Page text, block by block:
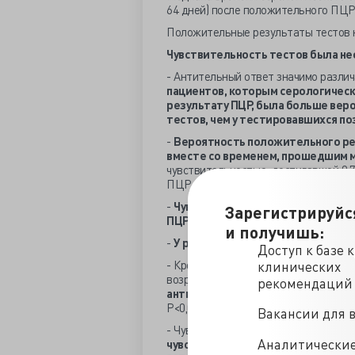
и получишь:
Доступ к базе
клинических
рекомендаций
Вакансии для
64 дней) после положительного
Положительные результаты тестов
Чувствительность тестов была
- Антительный ответ значимо
пациентов, которым
результату ПЦР, была больше
тестов, чем у тестировавшихся
- Вероятность положительного
вместе со временем, прошедшим
чувствительностью, достигавшей
ПЦР, сообщают исследователи.
- Чувствительность была
ПЦР на
SARS-CoV-2 у мужчин и 133
- У разных тест-систем
- Кроме того, были выявлены
возрасту. Так,
у мужчин
антитела, чем у женщин : 0,79 (95%
Р<0,001.
- Чувствительность также значимо
чувствительностью была